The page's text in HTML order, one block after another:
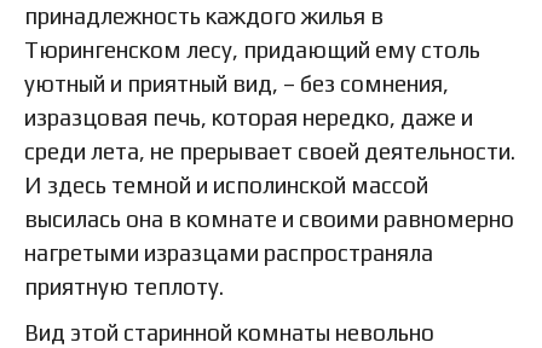
принадлежность каждого жилья в
Тюрингенском лесу, придающий ему столь
уютный и приятный вид, – без сомнения,
изразцовая печь, которая нередко, даже и
среди лета, не прерывает своей деятельности.
И здесь темной и исполинской массой
высилась она в комнате и своими равномерно
нагретыми изразцами распространяла
приятную теплоту.
Вид этой старинной комнаты невольно